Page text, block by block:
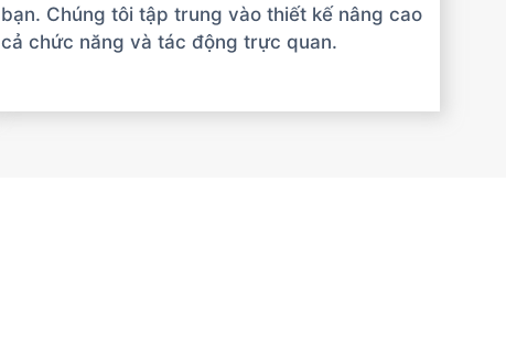
bạn. Chúng tôi tập trung vào thiết kế nâng cao
cả chức năng và tác động trực quan.